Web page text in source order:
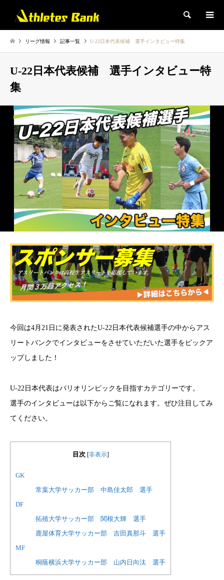
検索
リーグ情報 記事一覧 U-22日本代表候補 選手インタビュー特集
U-22日本代表候補 選手インタビュー特
集
今回は4月21日に発表されたU-22日本代表候補選手の中からアス
リートバンクでインタビューをさせていただいた選手をピックア
ップしました！
U-22日本代表はパリオリンピックを目指すカテゴリーです。
選手のインタビューは以下からご覧になれます。ぜひ注目してみ
てください。
目次 [非表示]
GK
常葉大学サッカー部 中島佳太郎 選手
DF
拓殖大学サッカー部 関根大輝 選手
鹿屋体育大学サッカー部 吉田真那斗 選手
MF
桐蔭横浜大学サッカー部 山内日向汰 選手